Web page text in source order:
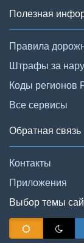
Полезная
Правила
Штрафы за
Коды регионов
Все сервисы
Обратная связь
Контакты
Приложения
Выбор темы